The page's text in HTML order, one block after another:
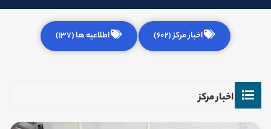
اخبار مرکز (602) اطلاعیه ها (137)
اخبار مرکز